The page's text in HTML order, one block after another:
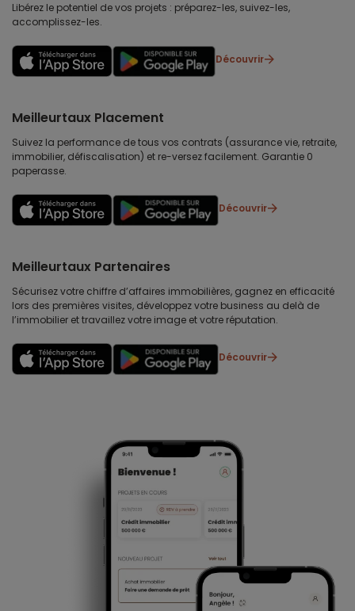
Libérez le potentiel de vos projets : préparez-les, suivez-les,
accomplissez-les.
Découvrir
Meilleurtaux Placement
Suivez la performance de tous vos contrats (assurance vie, retraite,
immobilier, défiscalisation) et re-versez facilement. Garantie 0
paperasse.
Découvrir
Meilleurtaux Partenaires
Sécurisez votre chiffre d’affaires immobilières, gagnez en efficacité
lors des premières visites, développez votre business au delà de
l’immobilier et travaillez votre image et votre réputation.
Découvrir